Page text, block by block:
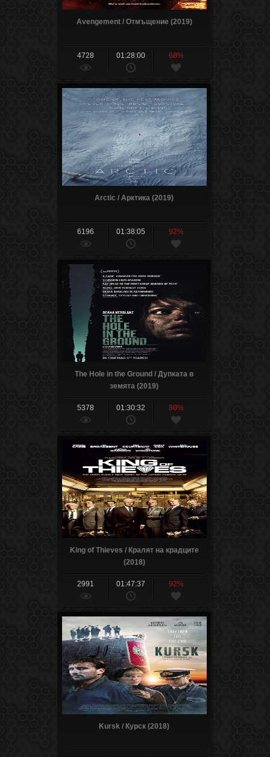
Avengement / Отмъщение (2019)
4728 01:28:00 68%
Arctic / Арктика (2019)
6196 01:38:05 92%
The Hole in the Ground / Дупката в
земята (2019)
5378 01:30:32 80%
King of Thieves / Кралят на крадците
(2018)
2991 01:47:37 92%
Kursk / Курск (2018)